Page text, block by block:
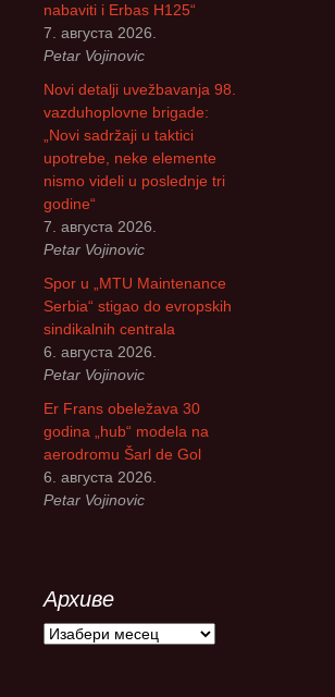
nabaviti i Erbas H125“
7. августа 2026.
Petar Vojinovic
Novi detalji uvežbavanja 98.
vazduhoplovne brigade:
„Novi sadržaji u taktici
upotrebe, neke elemente
nismo videli u poslednje tri
godine“
7. августа 2026.
Petar Vojinovic
Spor u „MTU Maintenance
Serbia“ stigao do evropskih
sindikalnih centrala
6. августа 2026.
Petar Vojinovic
Er Frans obeležava 30
godina „hub“ modela na
aerodromu Šarl de Gol
6. августа 2026.
Petar Vojinovic
Архиве
А